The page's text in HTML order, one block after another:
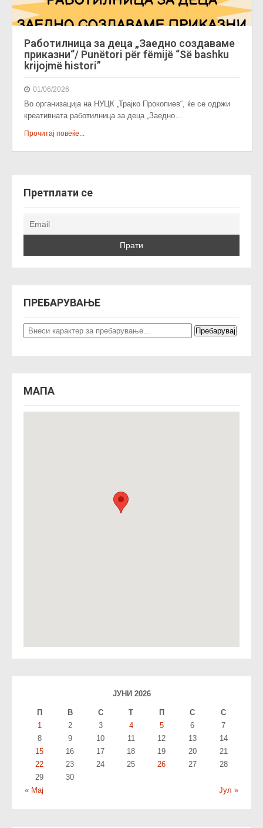
Работилница за деца „Заедно создаваме
приказни“/ Punëtori për fëmijë “Së bashku
krijojmë histori”
01/06/2026
Во организација на НУЦК „Трајко Прокопиев“, ќе се одржи
креативната работилница за деца „Заедно…
Прочитај повеќе...
Претплати се
ПРЕБАРУВАЊЕ
МАПА
ЈУНИ 2026
П В С T П С С
« Мај Јул »
1 2 3 4 5 6
7
8
9 10 11 12 13
14
15
16 17 18 19 20
21
22
23 24 25 26 27
28
29
30